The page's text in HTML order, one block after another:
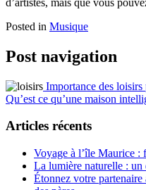
Posted in Musique
Post navigation
Importance des loisirs
Qu’est ce qu’une maison
Articles récents
Voyage à l’île Maurice :
La lumière naturelle : un
Étonnez votre